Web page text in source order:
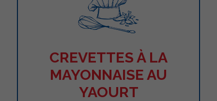
CREVETTES À LA
MAYONNAISE AU
YAOURT